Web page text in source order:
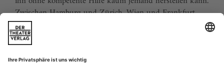
Zwischen Hamburg und Zürich, Wien und Frankfurt,
Jena und Aachen gibt es wie nirgends auf der Welt eine
dichte, vielfältige und produktive Theaterszene. Mit
Theater heute sind Sie jederzeit über die wichtigsten
Ereignisse informiert. Theater heute erscheint 12-mal im